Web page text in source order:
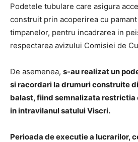
Podetele tubulare care asigura
construit prin acoperirea cu
timpanelor, pentru incadrarea in
respectarea avizului Comisiei de
De asemenea, s-au realizat un
si racordari la drumuri construite
balast, fiind semnalizata restrictia
in intravilanul satului Viscri.
Perioada de executie a lucrarilor,